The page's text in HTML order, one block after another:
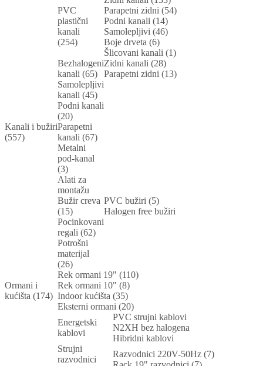
Kanali i bužiri
(557)
PVC
plastični
kanali
(254)
Parapetni zidni (54)
Podni kanali (14)
Samolepljivi (46)
Boje drveta (6)
Šlicovani kanali (1)
Bezhalogeni
kanali (65)
Zidni kanali (28)
Parapetni zidni (13)
Samolepljivi
kanali (45)
Podni kanali
(20)
Parapetni
kanali (67)
Metalni
pod-kanal
(3)
Alati za
montažu
Bužir creva
(15)
PVC bužiri (5)
Halogen free bužiri
Pocinkovani
regali (62)
Potrošni
materijal
(26)
Ormani i
kućišta (174)
Rek ormani 19" (110)
Rek ormani 10" (8)
Indoor kućišta (35)
Eksterni ormani (20)
Energetski
kablovi
PVC strujni kablovi
N2XH bez halogena
Hibridni kablovi
Strujni
razvodnici
Razvodnici 220V-50Hz (7)